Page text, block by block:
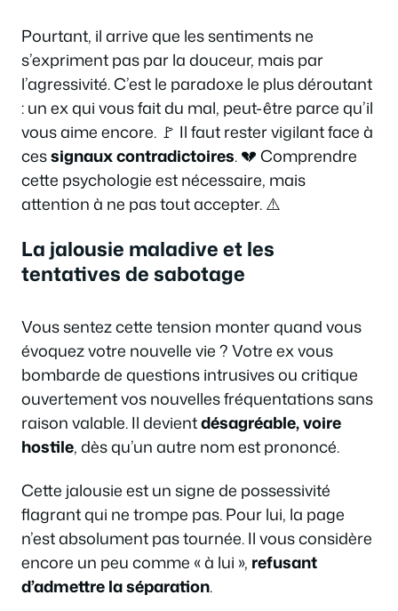
Pourtant, il arrive que les sentiments ne
s’expriment pas par la douceur, mais par
l’agressivité. C’est le paradoxe le plus déroutant
: un ex qui vous fait du mal, peut-être parce qu’il
vous aime encore. 🚩 Il faut rester vigilant face à
cessignaux contradictoires. 💔 Comprendre
cette psychologie est nécessaire, mais
attention à ne pas tout accepter. ⚠️
La jalousie maladive et les
tentatives de sabotage
Vous sentez cette tension monter quand vous
évoquez votre nouvelle vie ? Votre ex vous
bombarde de questions intrusives ou critique
ouvertement vos nouvelles fréquentations sans
raison valable. Il devientdésagréable, voire
hostile, dès qu’un autre nom est prononcé.
Cette jalousie est un signe de possessivité
flagrant qui ne trompe pas. Pour lui, la page
n’est absolument pas tournée. Il vous considère
encore un peu comme « à lui », refusant
d’admettre la séparation.